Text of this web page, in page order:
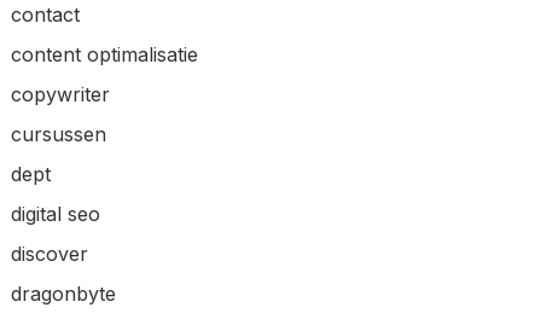
contact
content optimalisatie
copywriter
cursussen
dept
digital seo
discover
dragonbyte